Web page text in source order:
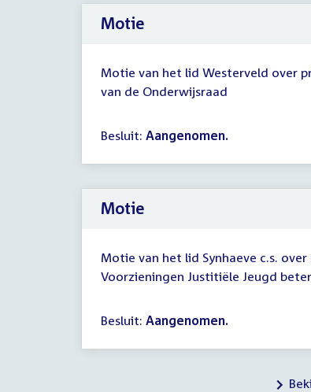
Motie
Motie van het lid Westerveld over
van de Onderwijsraad
Besluit: Aangenomen.
Motie
Motie van het lid Synhaeve c.s.
Voorzieningen Justitiële Jeugd
Besluit: Aangenomen.